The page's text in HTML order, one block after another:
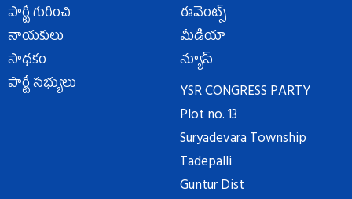
పార్టీ గురించి
నాయకులు
సాధకం
పార్టీ సభ్యులు
ఈవెంట్స్
మీడియా
న్యూస్
YSR CONGRESS PARTY
Plot no. 13
Suryadevara Township
Tadepalli
Guntur Dist